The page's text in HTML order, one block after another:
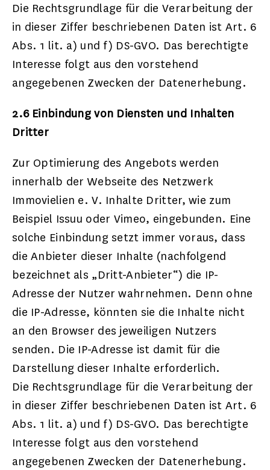
Die Rechtsgrundlage für die Verarbeitung der
in dieser Ziffer beschriebenen Daten ist Art. 6
Abs. 1 lit. a) und f) DS-GVO. Das berechtigte
Interesse folgt aus den vorstehend
angegebenen Zwecken der Datenerhebung.
2.6 Einbindung von Diensten und Inhalten
Dritter
Zur Optimierung des Angebots werden
innerhalb der Webseite des Netzwerk
Immovielien e. V. Inhalte Dritter, wie zum
Beispiel Issuu oder Vimeo, eingebunden. Eine
solche Einbindung setzt immer voraus, dass
die Anbieter dieser Inhalte (nachfolgend
bezeichnet als „Dritt-Anbieter“) die IP-
Adresse der Nutzer wahrnehmen. Denn ohne
die IP-Adresse, könnten sie die Inhalte nicht
an den Browser des jeweiligen Nutzers
senden. Die IP-Adresse ist damit für die
Darstellung dieser Inhalte erforderlich.
Die Rechtsgrundlage für die Verarbeitung der
in dieser Ziffer beschriebenen Daten ist Art. 6
Abs. 1 lit. a) und f) DS-GVO. Das berechtigte
Interesse folgt aus den vorstehend
angegebenen Zwecken der Datenerhebung.